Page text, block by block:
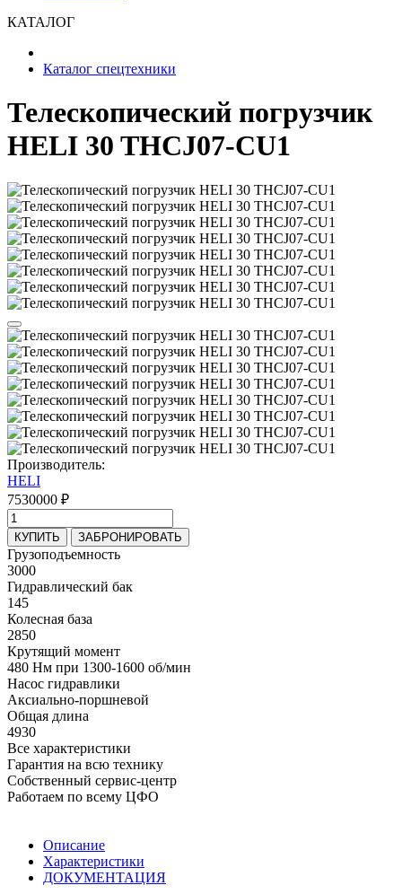
КАТАЛОГ
Каталог спецтехники
Телескопический погрузчик
HELI 30 THCJ07-CU1
Производитель:
HELI
7530000 ₽
КУПИТЬ ЗАБРОНИРОВАТЬ
Грузоподъемность
3000
Гидравлический бак
145
Колесная база
2850
Крутящий момент
480 Нм при 1300-1600 об/мин
Насос гидравлики
Аксиально-поршневой
Общая длина
4930
Все характеристики
Гарантия на всю технику
Собственный сервис-центр
Работаем по всему ЦФО
Описание
Характеристики
ДОКУМЕНТАЦИЯ